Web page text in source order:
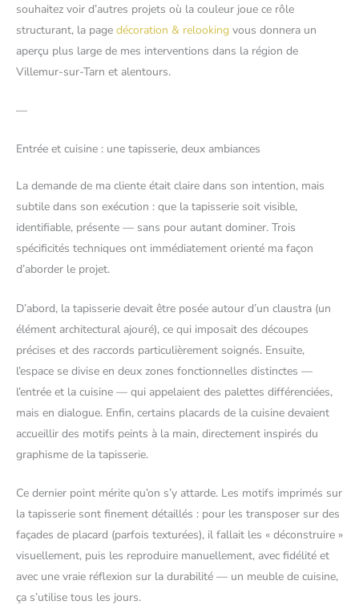
souhaitez voir d’autres projets où la couleur joue ce rôle
structurant, la page décoration & relooking vous donnera un
aperçu plus large de mes interventions dans la région de
Villemur-sur-Tarn et alentours.
—
Entrée et cuisine : une tapisserie, deux ambiances
La demande de ma cliente était claire dans son intention, mais
subtile dans son exécution : que la tapisserie soit visible,
identifiable, présente — sans pour autant dominer. Trois
spécificités techniques ont immédiatement orienté ma façon
d’aborder le projet.
D’abord, la tapisserie devait être posée autour d’un claustra (un
élément architectural ajouré), ce qui imposait des découpes
précises et des raccords particulièrement soignés. Ensuite,
l’espace se divise en deux zones fonctionnelles distinctes —
l’entrée et la cuisine — qui appelaient des palettes différenciées,
mais en dialogue. Enfin, certains placards de la cuisine devaient
accueillir des motifs peints à la main, directement inspirés du
graphisme de la tapisserie.
Ce dernier point mérite qu’on s’y attarde. Les motifs imprimés sur
la tapisserie sont finement détaillés : pour les transposer sur des
façades de placard (parfois texturées), il fallait les « déconstruire »
visuellement, puis les reproduire manuellement, avec fidélité et
avec une vraie réflexion sur la durabilité — un meuble de cuisine,
ça s’utilise tous les jours.